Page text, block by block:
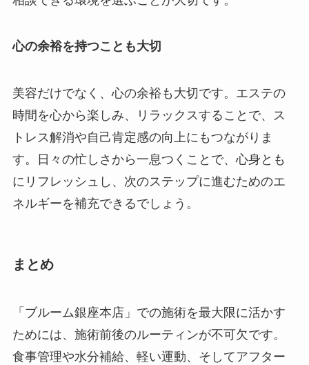
心の余裕を持つことも大切
美容だけでなく、心の余裕も大切です。エステの
時間を心から楽しみ、リラックスすることで、ス
トレス解消や自己肯定感の向上にもつながりま
す。日々の忙しさから一息つくことで、心身とも
にリフレッシュし、次のステップに進むためのエ
ネルギーを補充できるでしょう。
まとめ
「ブルーム銀座本店」での施術を最大限に活かす
ためには、施術前後のルーティンが不可欠です。
食事管理や水分補給、軽い運動、そしてアフター